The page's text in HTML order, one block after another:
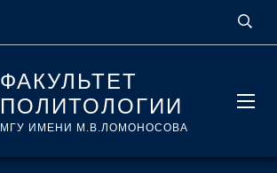
ФАКУЛЬТЕТ
ПОЛИТОЛОГИИ
МГУ ИМЕНИ М.В.ЛОМОНОСОВА